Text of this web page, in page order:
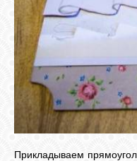
Прикладываем